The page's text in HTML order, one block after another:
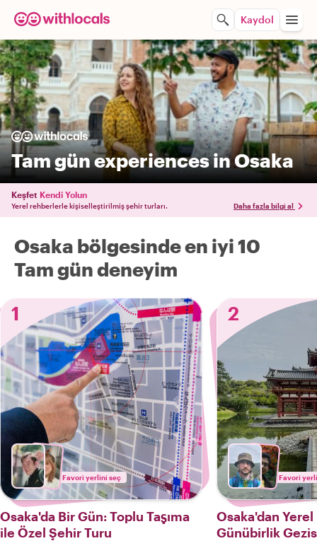
Kaydol
Tam gün experiences in Osaka
Keşfet Kendi Yolun
Yerel rehberlerle kişiselleştirilmiş şehir turları. Daha fazla bilgi al
Osaka bölgesinde en iyi 10
Tam gün deneyim
1
Favori yerlini seç
Osaka'da Bir Gün: Toplu Taşıma
ile Özel Şehir Turu
2
Favori
Osaka'dan
Günübirlik